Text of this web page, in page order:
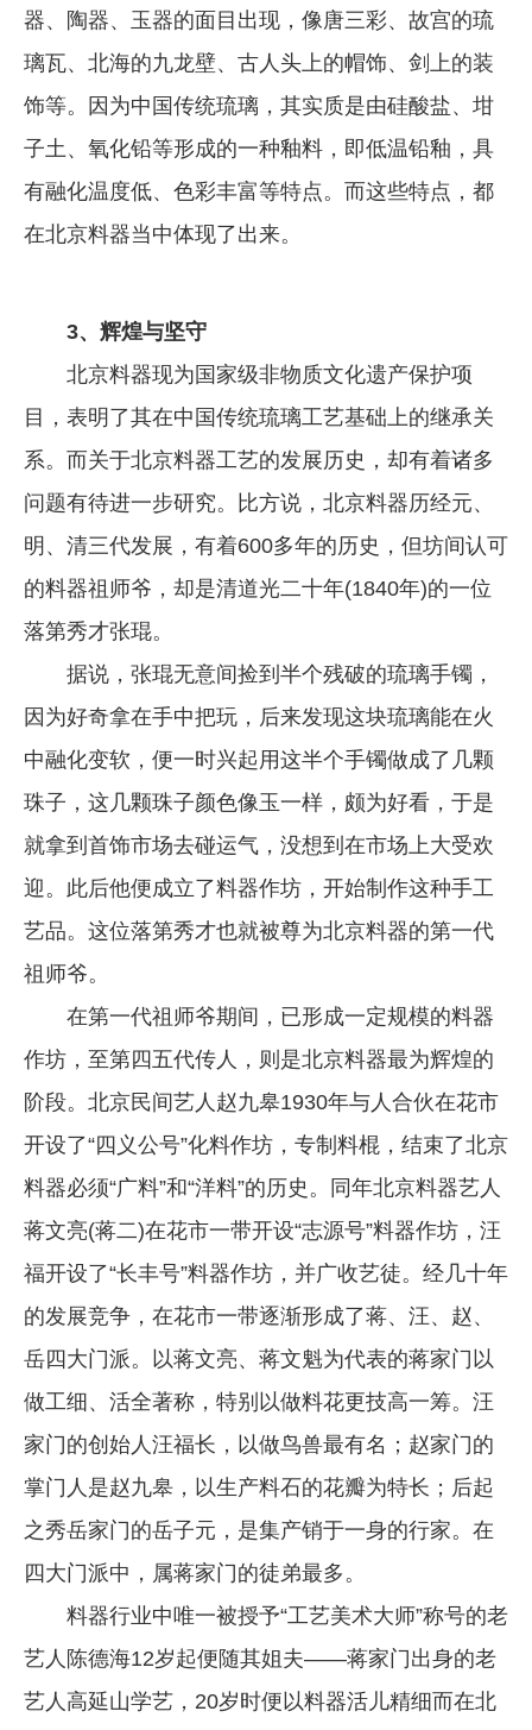
器、陶器、玉器的面目出现，像唐三彩、故宫的琉
璃瓦、北海的九龙壁、古人头上的帽饰、剑上的装
饰等。因为中国传统琉璃，其实质是由硅酸盐、坩
子土、氧化铅等形成的一种釉料，即低温铅釉，具
有融化温度低、色彩丰富等特点。而这些特点，都
在北京料器当中体现了出来。
3、辉煌与坚守
北京料器现为国家级非物质文化遗产保护项
目，表明了其在中国传统琉璃工艺基础上的继承关
系。而关于北京料器工艺的发展历史，却有着诸多
问题有待进一步研究。比方说，北京料器历经元、
明、清三代发展，有着600多年的历史，但坊间认可
的料器祖师爷，却是清道光二十年(1840年)的一位
落第秀才张琨。
据说，张琨无意间捡到半个残破的琉璃手镯，
因为好奇拿在手中把玩，后来发现这块琉璃能在火
中融化变软，便一时兴起用这半个手镯做成了几颗
珠子，这几颗珠子颜色像玉一样，颇为好看，于是
就拿到首饰市场去碰运气，没想到在市场上大受欢
迎。此后他便成立了料器作坊，开始制作这种手工
艺品。这位落第秀才也就被尊为北京料器的第一代
祖师爷。
在第一代祖师爷期间，已形成一定规模的料器
作坊，至第四五代传人，则是北京料器最为辉煌的
阶段。北京民间艺人赵九皋1930年与人合伙在花市
开设了“四义公号”化料作坊，专制料棍，结束了北京
料器必须“广料”和“洋料”的历史。同年北京料器艺人
蒋文亮(蒋二)在花市一带开设“志源号”料器作坊，汪
福开设了“长丰号”料器作坊，并广收艺徒。经几十年
的发展竞争，在花市一带逐渐形成了蒋、汪、赵、
岳四大门派。以蒋文亮、蒋文魁为代表的蒋家门以
做工细、活全著称，特别以做料花更技高一筹。汪
家门的创始人汪福长，以做鸟兽最有名；赵家门的
掌门人是赵九皋，以生产料石的花瓣为特长；后起
之秀岳家门的岳子元，是集产销于一身的行家。在
四大门派中，属蒋家门的徒弟最多。
料器行业中唯一被授予“工艺美术大师”称号的老
艺人陈德海12岁起便随其姐夫——蒋家门出身的老
艺人高延山学艺，20岁时便以料器活儿精细而在北